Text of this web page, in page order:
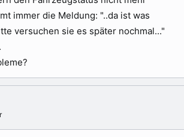
immer die Meldung: "..da ist was
versuchen sie es später nochmal..."